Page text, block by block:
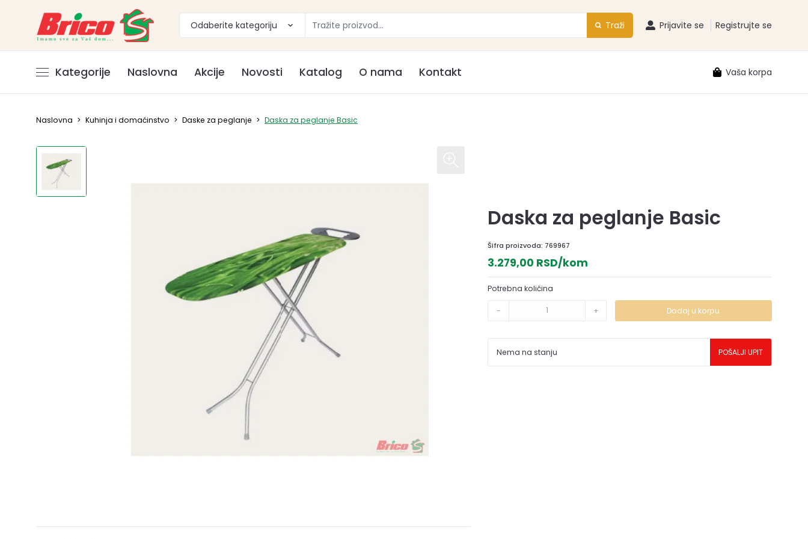
Odaberite kategoriju Traži Prijavite se Registrujte se
Kategorije Naslovna Akcije Novosti Katalog O nama Kontakt Vaša korpa
Naslovna > Kuhinja i domaćinstvo > Daske za peglanje > Daska za peglanje Basic
Daska za peglanje Basic
Šifra proizvoda: 769967
3.279,00 RSD/kom
Potrebna količina
- + Dodaj u korpu
Nema na stanju POŠALJI UPIT